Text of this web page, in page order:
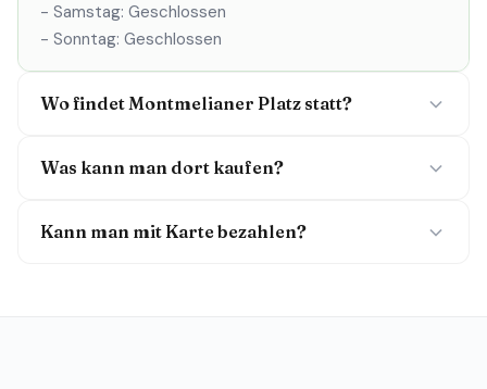
- Samstag: Geschlossen
- Sonntag: Geschlossen
Wo findet Montmelianer Platz statt?
Was kann man dort kaufen?
Kann man mit Karte bezahlen?